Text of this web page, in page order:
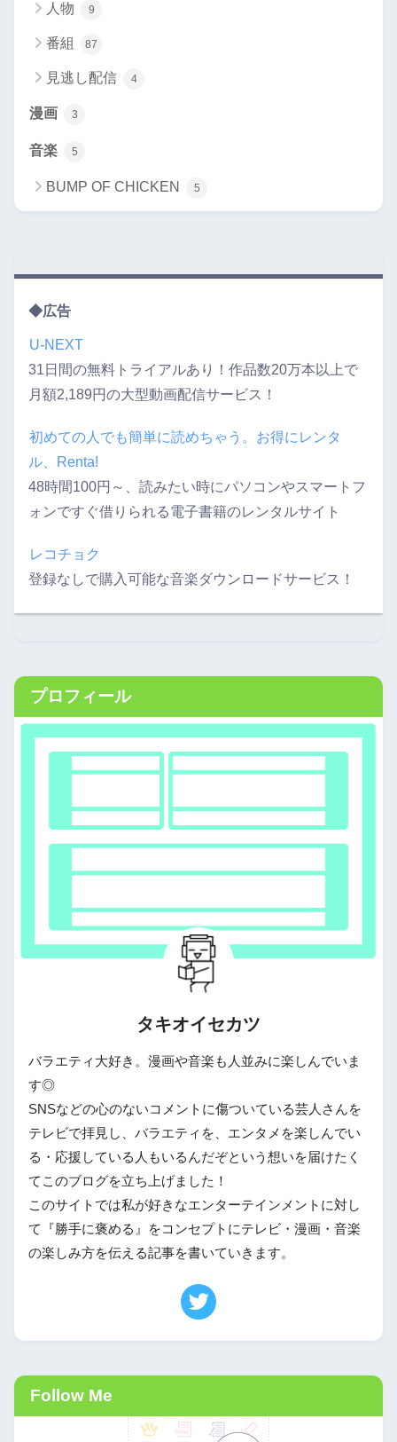
人物 9
番組 87
見逃し配信 4
漫画 3
音楽 5
BUMP OF CHICKEN 5
◆広告
U-NEXT
31日間の無料トライアルあり！作品数20万本以上で
月額2,189円の大型動画配信サービス！
初めての人でも簡単に読めちゃう。お得にレンタ
ル、Renta!
48時間100円～、読みたい時にパソコンやスマートフ
ォンですぐ借りられる電子書籍のレンタルサイト
レコチョク
登録なしで購入可能な音楽ダウンロードサービス！
プロフィール
タキオイセカツ
バラエティ大好き。漫画や音楽も人並みに楽しんでいま
す◎
SNSなどの心のないコメントに傷ついている芸人さんを
テレビで拝見し、バラエティを、エンタメを楽しんでい
る・応援している人もいるんだぞという想いを届けたく
てこのブログを立ち上げました！
このサイトでは私が好きなエンターテインメントに対し
て『勝手に褒める』をコンセプトにテレビ・漫画・音楽
の楽しみ方を伝える記事を書いていきます。
Follow Me